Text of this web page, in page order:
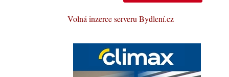
Volná inzerce serveru Bydlení.cz